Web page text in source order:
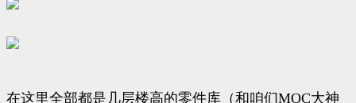
在这里全部都是几层楼高的零件库（和咱们MOC大神